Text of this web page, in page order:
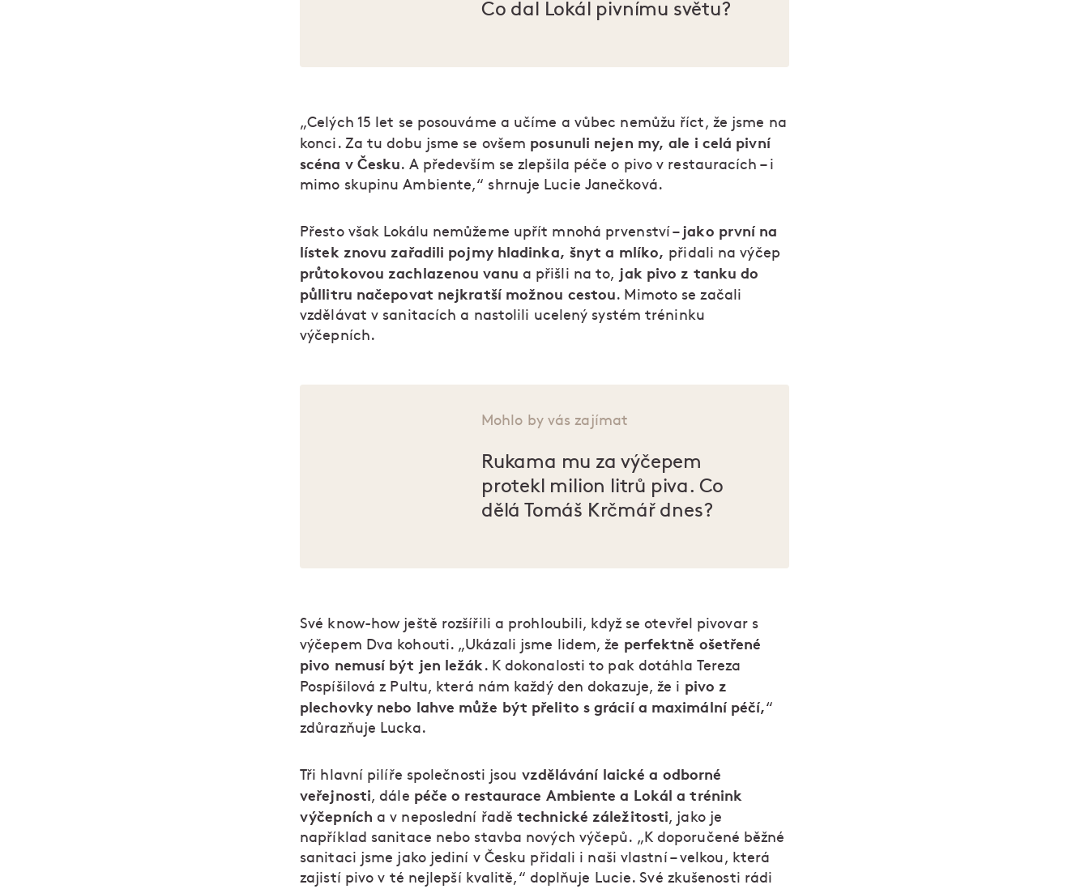
Co dal Lokál pivnímu světu?
„Celých 15 let se posouváme a učíme a vůbec nemůžu říct, že jsme na
konci. Za tu dobu jsme se ovšem posunuli nejen my, ale i celá pivní
scéna v Česku. A především se zlepšila péče o pivo v restauracích – i
mimo skupinu Ambiente,“ shrnuje Lucie Janečková.
Přesto však Lokálu nemůžeme upřít mnohá prvenství – jako první na
lístek znovu zařadili pojmy hladinka, šnyt a mlíko, přidali na výčep
průtokovou zachlazenou vanu a přišli na to, jak pivo z tanku do
půllitru načepovat nejkratší možnou cestou. Mimoto se začali
vzdělávat v sanitacích a nastolili ucelený systém tréninku
výčepních.
Mohlo by vás zajímat
Rukama mu za výčepem
protekl milion litrů piva. Co
dělá Tomáš Krčmář dnes?
Své know-how ještě rozšířili a prohloubili, když se otevřel pivovar s
výčepem Dva kohouti. „Ukázali jsme lidem, že perfektně ošetřené
pivo nemusí být jen ležák. K dokonalosti to pak dotáhla Tereza
Pospíšilová z Pultu, která nám každý den dokazuje, že i pivo z
plechovky nebo lahve může být přelito s grácií a maximální péčí,“
zdůrazňuje Lucka.
Tři hlavní pilíře společnosti jsou vzdělávání laické a odborné
veřejnosti, dále péče o restaurace Ambiente a Lokál a trénink
výčepních a v neposlední řadětechnické záležitosti, jako je
například sanitace nebo stavba nových výčepů. „K doporučené běžné
sanitaci jsme jako jediní v Česku přidali i naši vlastní – velkou, která
zajistí pivo v té nejlepší kvalitě,“ doplňuje Lucie. Své zkušenosti rádi